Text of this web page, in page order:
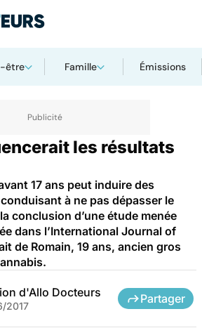
être Famille Émissions
les résultats
17 ans peut induire des
à ne pas dépasser le
conclusion d’une étude menée
dans l’International Journal of
de Romain, 19 ans, ancien gros
d'Allo Docteurs
2017
Partager